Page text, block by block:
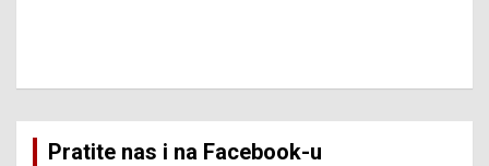
Pratite nas i na Facebook-u